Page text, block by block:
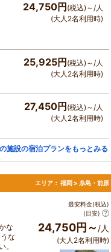
24,750円 (税込)～/人
(大人2名利用時)
25,925円 (税込)～/人
(大人2名利用時)
27,450円 (税込)～/人
(大人2名利用時)
施設の宿泊プランをもっとみる
エリア： 福岡 > 糸島・前原
な
な
。
最安料金(税込)
(目安)
24,750円～ /人
(大人2名利用時)